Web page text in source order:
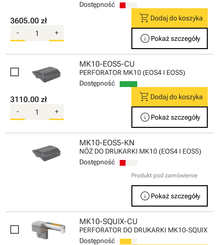
Dostępność
3605.00 zł
- +
shopping_cart Dodaj do koszyka
info Pokaż szczegóły
MK10-EOS5-CU
PERFORATOR MK10 (EOS4 I EOS5)
Dostępność
3110.00 zł
- +
shopping_cart Dodaj do koszyka
info Pokaż szczegóły
MK10-EOS5-KN
NÓŻ DO DRUKARKI MK10 (EOS4 I EOS5)
Dostępność
Produkt pod zamówienie
info Pokaż szczegóły
MK10-SQUIX-CU
PERFORATOR DO DRUKARKI MK10-SQUIX
Dostępność